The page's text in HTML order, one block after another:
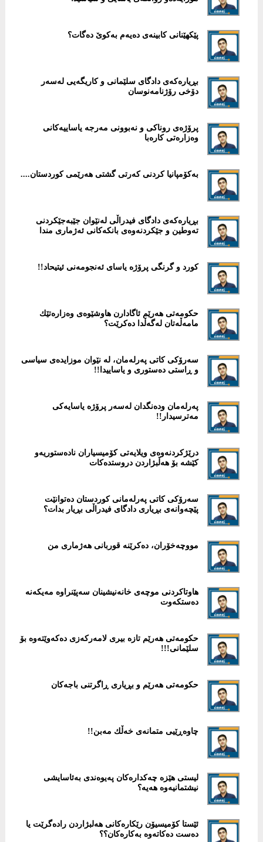
پێكهێنانی کابینەی دەیەم بەکوێ دەگات؟
بڕیارەکەی دادگای سلێمانی و کاریگەیی لەسەر
دۆخی رۆژنامەنوسان
پرۆژەی روناكی و نەبوونی مەرجە یاساییەکانی
وەزارەتی کارەبا
بەکۆمپانیا کردنی کەرتی گشتی هەرێمی کوردستان....
بڕیارەكەی دادگای فیدراڵی لەنێوان جێبەجێكردنی
تەوطین و جێكردنەوەی بانكەكانی ئەژماری مندا
كورد و گرنگی پرۆژە یاسای ئەنجومەنی ئیتیحاد!!
حكومەتی هەرێم ئاگادارن هاوشێوەی وەزارەتێك
مامەڵەتان لەگەڵدا دەکرێت؟
سەرۆکی کاتی پەرلەمان، لە نێوان موزایدەی سیاسی
و ڕاستی دەستوری و یاساییدا!!
پەرلەمان ودەنگدان لەسەر پرۆژە یاسایەكی
مەترسیدار!!
درێژكردنەوەی ویلایەتی كۆمیسیاران نادەستوریەو
كێشە بۆ هەڵبژاردن دروستدەكات
سەرۆكی كاتی پەرلەمانی کوردستان دەتوانێت
پێچەوانەی بڕیاری دادگای فیدراڵی بڕیار بدات؟
مووچەخۆران، دەکرێنە قوربانی هەژماری من
هاوتاكردنی موچەی خانەنیشینان سەپێنراوە مەیكەنە
دەستكەوت
حكومەتی هەرێم تازە بیری لامەركەزی دەكەوێتەوە بۆ
سلێمانی!!!
حكومەتی هەرێم و بڕیاری ڕاگرتنی باجەکان
چاوەڕێیی متمانەی خەڵك مەبن!!
لیستی هێزە چەكدارەكان پەیوەندی بەئاسایشی
نیشتمانیەوە هەیە؟
ئێستا كۆمیسیۆن رێكارەكانی هەلبژاردن رادەگرێت یا
دەست دەكاتەوە بەكارەكان؟؟